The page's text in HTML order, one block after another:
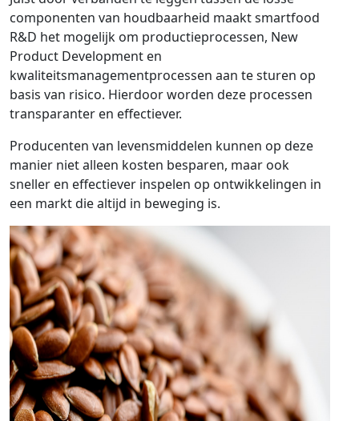
componenten van houdbaarheid maakt smartfood
R&D het mogelijk om productieprocessen, New
Product Development en
kwaliteitsmanagementprocessen aan te sturen op
basis van risico. Hierdoor worden deze processen
transparanter en effectiever.
Producenten van levensmiddelen kunnen op deze
manier niet alleen kosten besparen, maar ook
sneller en effectiever inspelen op ontwikkelingen in
een markt die altijd in beweging is.